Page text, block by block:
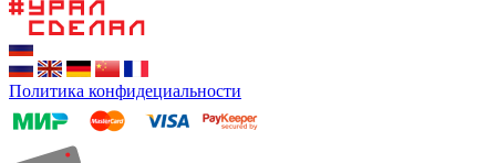
Политика конфидециальности